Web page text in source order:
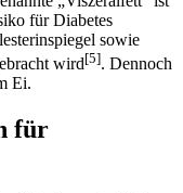
für Diabetes
sowie
wird[5]. Dennoch
Ei.
für